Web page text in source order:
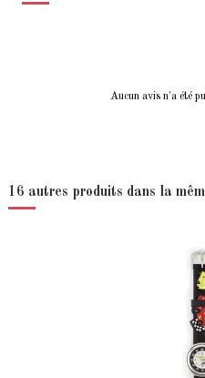
Aucun avis n'a été
16 autres produits dans la